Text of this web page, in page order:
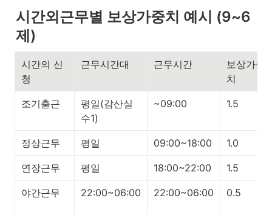
시간외근무별 보상가중치 예시 (9~6
제)
시간의 신
청
근무시간대 근무시간
보상가중
치
조기출근
평일(감산실
수1)
~09:00 1.5
정상근무 평일 09:00~18:00 1.0
연장근무 평일 18:00~22:00 1.5
야간근무 22:00~06:00 22:00~06:00 0.5